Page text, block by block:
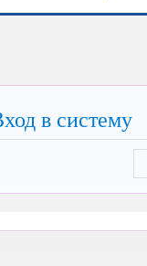
в систему